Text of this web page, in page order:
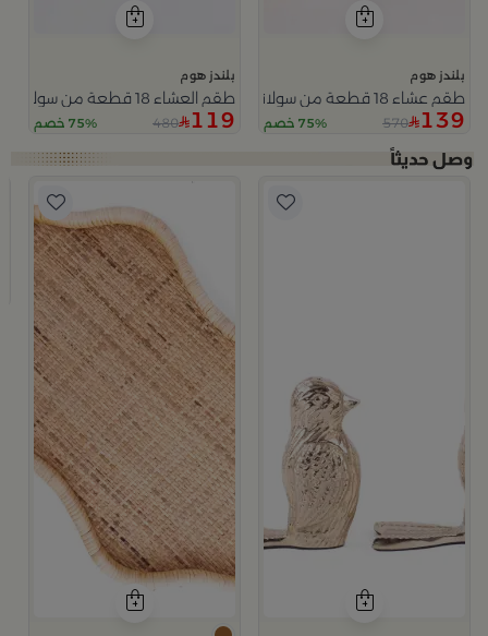
بلندز هوم
طقم عشاء 18 قطعة من سولانا
139
570 75% خصم
بلندز هوم
طقم العشاء 18 قطعة من سولانا
119
480 75% خصم